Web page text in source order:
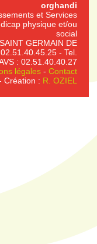
orghandi
et Services
physique et/ou
social
GERMAIN DE
- Tel.
: 02.51.40.40.27
légales- Contact
Création : R. OZIEL